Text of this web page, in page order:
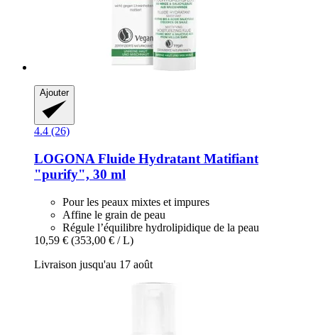
Ajouter
4.4 (26)
LOGONA Fluide Hydratant Matifiant
"purify", 30 ml
Pour les peaux mixtes et impures
Affine le grain de peau
Régule l’équilibre hydrolipidique de la peau
10,59 € (353,00 € / L)
Livraison jusqu'au 17 août